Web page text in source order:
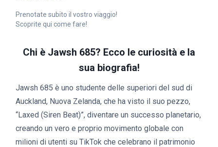
Prenotate subito il vostro viaggio!
Scoprite qui come fare!
Chi è Jawsh 685? Ecco le curiosità e la
sua biografia!
Jawsh 685 è uno studente delle superiori del sud di
Auckland, Nuova Zelanda, che ha visto il suo pezzo,
“Laxed (Siren Beat)”, diventare un successo planetario,
creando un vero e proprio movimento globale con
milioni di utenti su TikTok che celebrano il patrimonio